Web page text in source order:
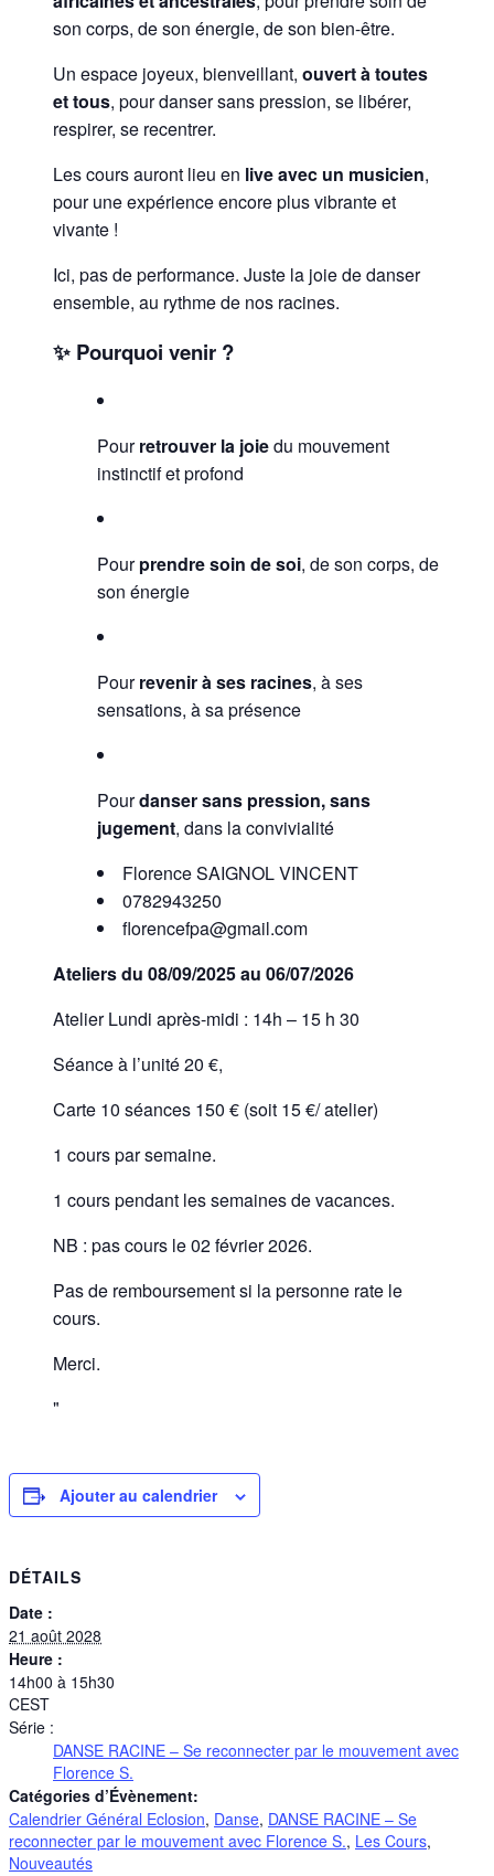
son corps, de son énergie, de son bien-être.
Un espace joyeux, bienveillant, ouvert à toutes
et tous, pour danser sans pression, se libérer,
respirer, se recentrer.
Les cours auront lieu en live avec un musicien,
pour une expérience encore plus vibrante et
vivante !
Ici, pas de performance. Juste la joie de danser
ensemble, au rythme de nos racines.
✨ Pourquoi venir ?
Pourretrouver la joiedu mouvement
instinctif et profond
Pourprendre soin de soi, de son corps, de
son énergie
Pourrevenir à ses racines, à ses
sensations, à sa présence
Pourdanser sans pression, sans
jugement, dans la convivialité
Florence SAIGNOL VINCENT
0782943250
florencefpa@gmail.com
Ateliers du 08/09/2025 au 06/07/2026
Atelier Lundi après-midi : 14h – 15 h 30
Séance à l’unité 20 €,
Carte 10 séances 150 € (soit 15 €/ atelier)
1 cours par semaine.
1 cours pendant les semaines de vacances.
NB : pas cours le 02 février 2026.
Pas de remboursement si la personne rate le
cours.
Merci.
Ajouter au calendrier
DÉTAILS
Date :
21 août 2028
Heure :
14h00 à 15h30
CEST
Série :
DANSE RACINE – Se reconnecter par le mouvement avec
Florence S.
Catégories d’Évènement:
Calendrier Général Eclosion, Danse, DANSE RACINE – Se
reconnecter par le mouvement avec Florence S., Les Cours,
Nouveautés